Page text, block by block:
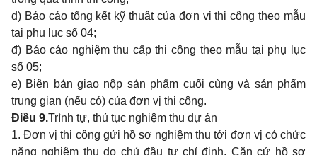
d) Báo cáo tổng kết kỹ thuật của đơn vị thi công theo mẫu
tại phụ lục số 04;
đ) Báo cáo nghiệm thu cấp thi công theo mẫu tại phụ lục
số 05;
e) Biên bản giao nộp sản phẩm cuối cùng và sản phẩm
trung gian (nếu có) của đơn vị thi công.
Điều 9.Trình tự, thủ tục nghiệm thu dự án
1. Đơn vị thi công gửi hồ sơ nghiệm thu tới đơn vị có chức
năng nghiệm thu do chủ đầu tư chỉ định. Căn cứ hồ sơ